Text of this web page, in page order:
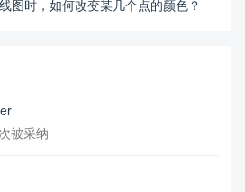
图时，如何改变某几个点的颜色？
被采纳